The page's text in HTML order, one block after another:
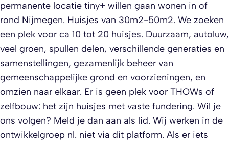
permanente locatie tiny+ willen gaan wonen in of
rond Nijmegen. Huisjes van 30m2-50m2. We zoeken
een plek voor ca 10 tot 20 huisjes. Duurzaam, autoluw,
veel groen, spullen delen, verschillende generaties en
samenstellingen, gezamenlijk beheer van
gemeenschappelijke grond en voorzieningen, en
omzien naar elkaar. Er is geen plek voor THOWs of
zelfbouw: het zijn huisjes met vaste fundering. Wil je
ons volgen? Meld je dan aan als lid. Wij werken in de
ontwikkelgroep nl. niet via dit platform. Als er iets